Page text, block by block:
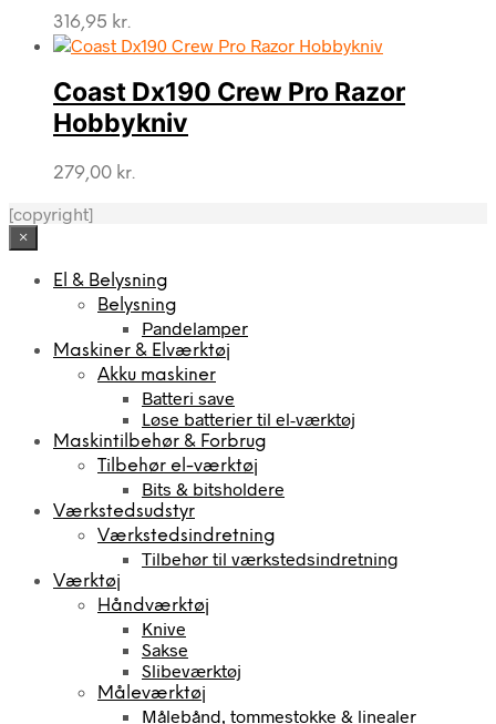
316,95 kr.
Coast Dx190 Crew Pro Razor
Hobbykniv
279,00 kr.
[copyright]
×
El & Belysning
Belysning
Pandelamper
Maskiner & Elværktøj
Akku maskiner
Batteri save
Løse batterier til el-værktøj
Maskintilbehør & Forbrug
Tilbehør el-værktøj
Bits & bitsholdere
Værkstedsudstyr
Værkstedsindretning
Tilbehør til værkstedsindretning
Værktøj
Håndværktøj
Knive
Sakse
Slibeværktøj
Måleværktøj
Målebånd, tommestokke & linealer